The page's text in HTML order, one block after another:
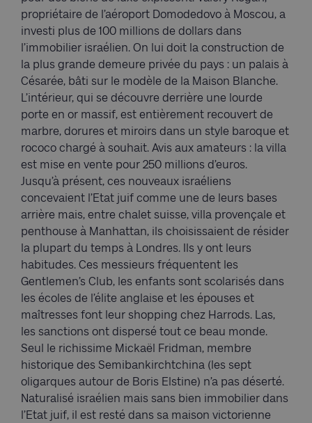
propriétaire de l’aéroport Domodedovo à Moscou, a
investi plus de 100 millions de dollars dans
l’immobilier israélien. On lui doit la construction de
la plus grande demeure privée du pays : un palais à
Césarée, bâti sur le modèle de la Maison Blanche.
L’intérieur, qui se découvre derrière une lourde
porte en or massif, est entièrement recouvert de
marbre, dorures et miroirs dans un style baroque et
rococo chargé à souhait. Avis aux amateurs : la villa
est mise en vente pour 250 millions d’euros.
Jusqu’à présent, ces nouveaux israéliens
concevaient l’Etat juif comme une de leurs bases
arrière mais, entre chalet suisse, villa provençale et
penthouse à Manhattan, ils choisissaient de résider
la plupart du temps à Londres. Ils y ont leurs
habitudes. Ces messieurs fréquentent les
Gentlemen’s Club, les enfants sont scolarisés dans
les écoles de l’élite anglaise et les épouses et
maîtresses font leur shopping chez Harrods. Las,
les sanctions ont dispersé tout ce beau monde.
Seul le richissime Mickaël Fridman, membre
historique des Semibankirchtchina (les sept
oligarques autour de Boris Elstine) n’a pas déserté.
Naturalisé israélien mais sans bien immobilier dans
l’Etat juif, il est resté dans sa maison victorienne